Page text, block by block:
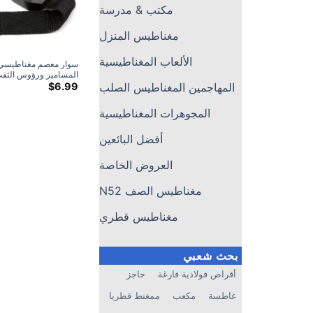
مكتب & مدرسة
مغناطيس المنزل
الألعاب المغناطيسية
المهاجمين المغناطيس الصلب
المجوهرات المغناطيسية
أفضل البائعين
العروض الخاصة
مغناطيس الصف N52
مغناطيس قطري
بحث شعبي
أقراص فولاذية فارغة حاجز
غاطسة مكعب ممغنط قطريا
سوار معصم
المسامير ورؤوس
$6.99